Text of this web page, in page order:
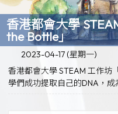
香港都會大學
the Bottle」
2023-04-17 (星期一)
香港都會大學 STEAM 工作坊
學們成功提取自己的DNA，成